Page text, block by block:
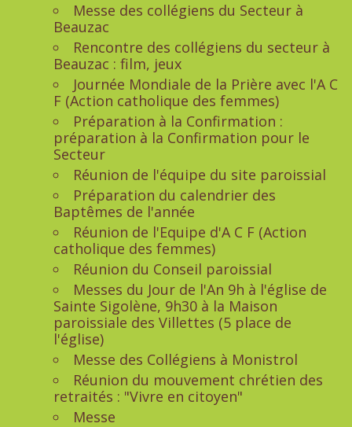
Messe des collégiens du Secteur à
Beauzac
Rencontre des collégiens du secteur à
Beauzac : film, jeux
Journée Mondiale de la Prière avec l'A C
F (Action catholique des femmes)
Préparation à la Confirmation :
préparation à la Confirmation pour le
Secteur
Réunion de l'équipe du site paroissial
Préparation du calendrier des
Baptêmes de l'année
Réunion de l'Equipe d'A C F (Action
catholique des femmes)
Réunion du Conseil paroissial
Messes du Jour de l'An 9h à l'église de
Sainte Sigolène, 9h30 à la Maison
paroissiale des Villettes (5 place de
l'église)
Messe des Collégiens à Monistrol
Réunion du mouvement chrétien des
retraités : "Vivre en citoyen"
Messe